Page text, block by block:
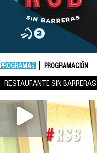
PROGRAMAS PROGRAMACIÓN
RESTAURANTE SIN BARRERAS